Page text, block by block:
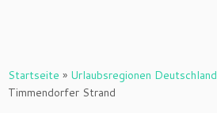
Startseite » Urlaubsregionen Deutschland
Timmendorfer Strand